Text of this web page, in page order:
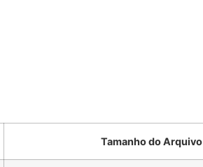
Tamanho do Arquivo